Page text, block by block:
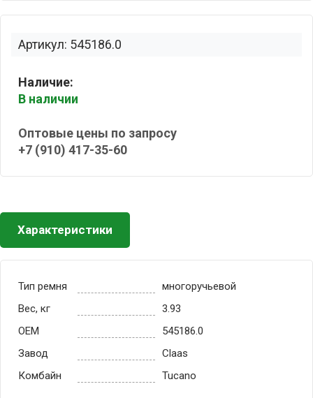
Артикул: 545186.0
Наличие:
В наличии
Оптовые цены по запросу
+7 (910) 417-35-60
Характеристики
Тип ремня
многоручьевой
Вес, кг
3.93
OEM
545186.0
Завод
Claas
Комбайн
Tucano